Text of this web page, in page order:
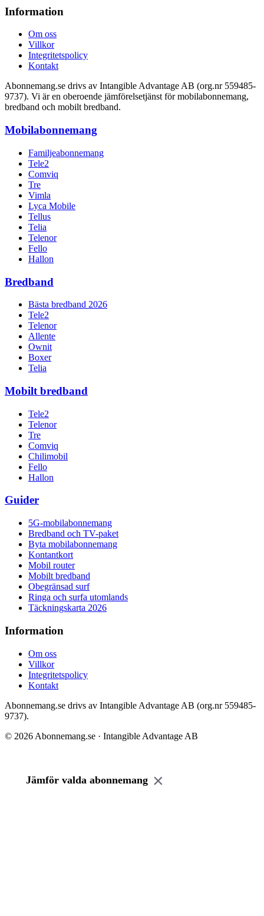
Information
Om oss
Villkor
Integritetspolicy
Kontakt
Abonnemang.se drivs av Intangible Advantage AB (org.nr 559485-
9737). Vi är en oberoende jämförelsetjänst för mobilabonnemang,
bredband och mobilt bredband.
Mobilabonnemang
Familjeabonnemang
Tele2
Comviq
Tre
Vimla
Lyca Mobile
Tellus
Telia
Telenor
Fello
Hallon
Bredband
Bästa bredband 2026
Tele2
Telenor
Allente
Ownit
Boxer
Telia
Mobilt bredband
Tele2
Telenor
Tre
Comviq
Chilimobil
Fello
Hallon
Guider
5G-mobilabonnemang
Bredband och TV-paket
Byta mobilabonnemang
Kontantkort
Mobil router
Mobilt bredband
Obegränsad surf
Ringa och surfa utomlands
Täckningskarta 2026
Information
Om oss
Villkor
Integritetspolicy
Kontakt
Abonnemang.se drivs av Intangible Advantage AB (org.nr 559485-
9737).
© 2026 Abonnemang.se · Intangible Advantage AB
Jämför valda abonnemang ×